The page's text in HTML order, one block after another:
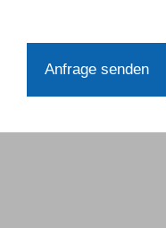
Anfrage senden